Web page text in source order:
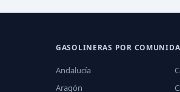
GASOLINERAS POR
Andalucía
Aragón